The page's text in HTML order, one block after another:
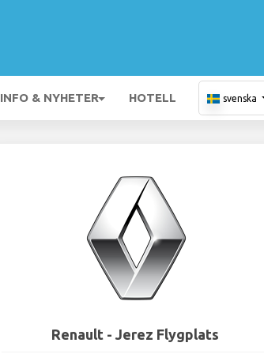
INFO & NYHETER HOTELL svenska
Renault - Jerez Flygplats